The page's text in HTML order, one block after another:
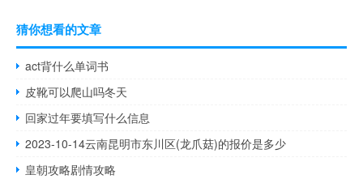
猜你想看的文章
act背什么单词书
皮靴可以爬山吗冬天
回家过年要填写什么信息
2023-10-14云南昆明市东川区(龙爪菇)的报价是多少
皇朝攻略剧情攻略